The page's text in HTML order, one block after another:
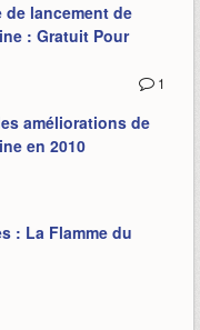
de lancement de
: Gratuit Pour
1
améliorations de
en 2010
: La Flamme du